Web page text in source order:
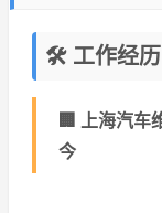
🛠️ 工作经历
🏢 上海汽车
今